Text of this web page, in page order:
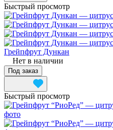
Быстрый просмотр
Грейпфрут Дункан
Нет в наличии
Под заказ
Быстрый просмотр